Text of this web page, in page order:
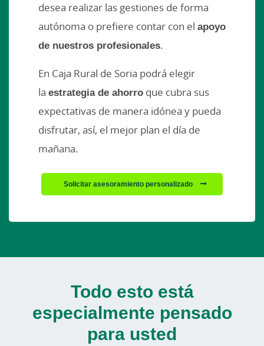
desea realizar las gestiones de forma
autónoma o prefiere contar con el apoyo
de nuestros profesionales.
En Caja Rural de Soria podrá elegir
la estrategia de ahorro que cubra sus
expectativas de manera idónea y pueda
disfrutar, así, el mejor plan el día de
mañana.
Solicitar asesoramiento personalizado
Todo esto está
especialmente pensado
para usted